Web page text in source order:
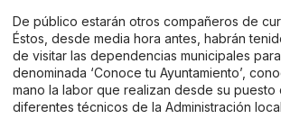
De público estarán otros compañeros de
Éstos, desde media hora antes, habrán
de visitar las dependencias municipales
denominada ‘Conoce tu Ayuntamiento’,
mano la labor que realizan desde su puesto
diferentes técnicos de la Administración